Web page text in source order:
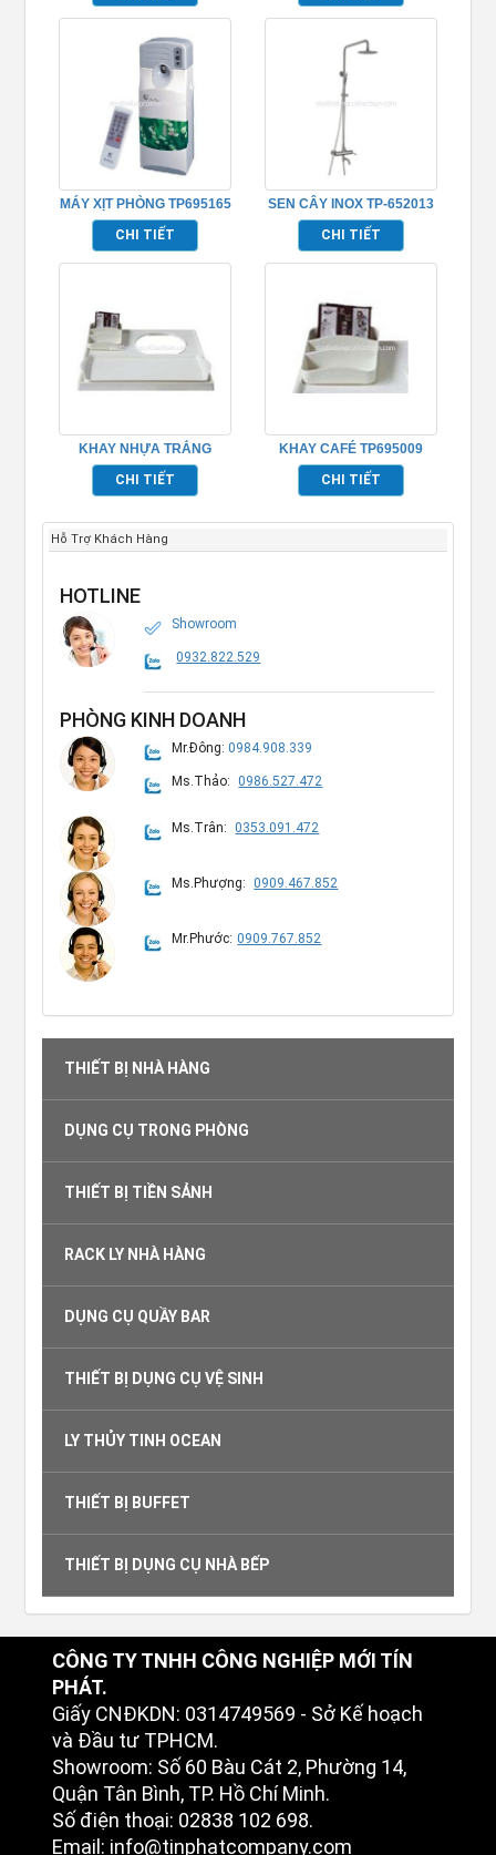
MÁY XỊT PHÒNG TP695165
CHI TIẾT
SEN CÂY INOX TP-652013
CHI TIẾT
KHAY NHỰA TRẮNG
TP695007
CHI TIẾT
KHAY CAFÉ TP695009
CHI TIẾT
Hỗ Trợ Khách Hàng
HOTLINE
Showroom
0932.822.529
PHÒNG KINH DOANH
Mr.Đông:0984.908.339
Ms.Thảo: 0986.527.472
Ms.Trân: 0353.091.472
Ms.Phượng: 0909.467.852
Mr.Phước: 0909.767.852
THIẾT BỊ NHÀ HÀNG
DỤNG CỤ TRONG PHÒNG
THIẾT BỊ TIỀN SẢNH
RACK LY NHÀ HÀNG
DỤNG CỤ QUẦY BAR
THIẾT BỊ DỤNG CỤ VỆ SINH
LY THỦY TINH OCEAN
THIẾT BỊ BUFFET
THIẾT BỊ DỤNG CỤ NHÀ BẾP
CÔNG TY TNHH CÔNG NGHIỆP MỚI TÍN
PHÁT.
Giấy CNĐKDN: 0314749569 - Sở Kế hoạch
và Đầu tư TPHCM.
Showroom: Số 60 Bàu Cát 2, Phường 14,
Quận Tân Bình, TP. Hồ Chí Minh.
Số điện thoại: 02838 102 698.
Email: info@tinphatcompany.com